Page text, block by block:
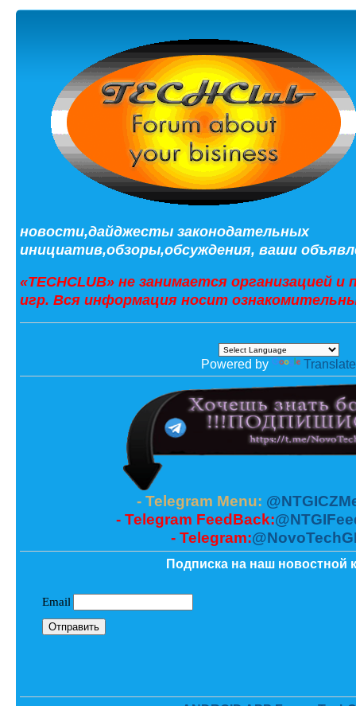
новости,дайджесты законодательных
инициатив,обзоры,обсуждения, ваши
«TECHCLUB» не занимается организацией
игр. Вся информация носит
Powered by Translate
- Telegram Menu:
- Telegram FeedBack:
- Telegram:
Подписка на наш новостной